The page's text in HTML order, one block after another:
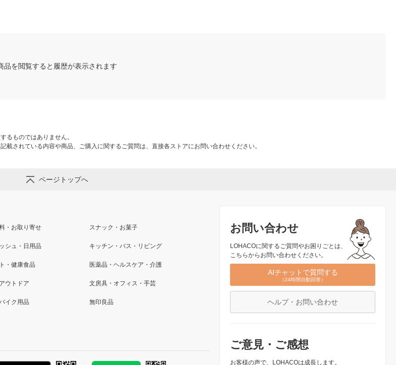
品を閲覧すると履歴が表示されます
るものではありません。
されている内容や商品、ご購入に関するご質問は、直接各ストアにお問い合わせください。
ページトップへ
お問い合わせ
LOHACOに関するご質問やお困りごとは、
こちらからお問い合わせください。
AIチャットで質問する
（24時間自動回答）
ヘルプ・お問い合わせ
ご意見・ご感想
お客様の声で、LOHACOは成長します。
・お取り寄せ スナック・お菓子
シュ・日用品 キッチン・バス・リビング
・健康食品 医薬品・ヘルスケア・介護
ウトドア 文房具・オフィス・手芸
イク用品 無印良品